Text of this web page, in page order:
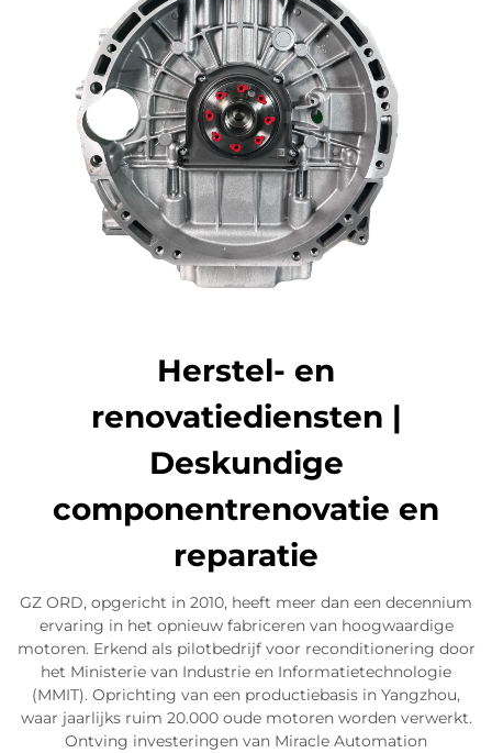
Herstel- en
renovatiediensten |
Deskundige
componentrenovatie en
reparatie
GZ ORD, opgericht in 2010, heeft meer dan een decennium
ervaring in het opnieuw fabriceren van hoogwaardige
motoren. Erkend als pilotbedrijf voor reconditionering door
het Ministerie van Industrie en Informatietechnologie
(MMIT). Oprichting van een productiebasis in Yangzhou,
waar jaarlijks ruim 20.000 oude motoren worden verwerkt.
Ontving investeringen van Miracle Automation